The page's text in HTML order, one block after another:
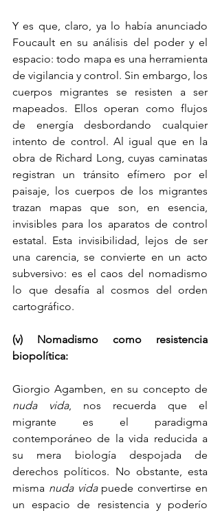
Y es que, claro, ya lo había anunciado
Foucault en su análisis del poder y el
espacio: todo mapa es una herramienta
de vigilancia y control. Sin embargo, los
cuerpos migrantes se resisten a ser
mapeados. Ellos operan como flujos
de energía desbordando cualquier
intento de control. Al igual que en la
obra de Richard Long, cuyas caminatas
registran un tránsito efímero por el
paisaje, los cuerpos de los migrantes
trazan mapas que son, en esencia,
invisibles para los aparatos de control
estatal. Esta invisibilidad, lejos de ser
una carencia, se convierte en un acto
subversivo: es el caos del nomadismo
lo que desafía al cosmos del orden
cartográfico.
(v) Nomadismo como resistencia
biopolítica:
nuda vida, nos recuerda que el
migrante es el paradigma
contemporáneo de la vida reducida a
su mera biología despojada de
derechos políticos. No obstante, esta
misma nuda vida puede convertirse en
un espacio de resistencia y poderío